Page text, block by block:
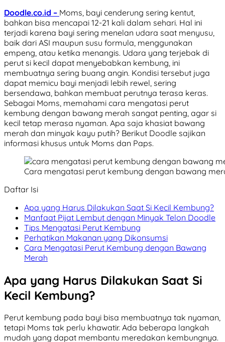
Doodle.co.id – Moms, bayi cenderung sering kentut,
bahkan bisa mencapai 12-21 kali dalam sehari. Hal ini
terjadi karena bayi sering menelan udara saat menyusu,
baik dari ASI maupun susu formula, menggunakan
empeng, atau ketika menangis. Udara yang terjebak di
perut si kecil dapat menyebabkan kembung, ini
membuatnya sering buang angin. Kondisi tersebut juga
dapat memicu bayi menjadi lebih rewel, sering
bersendawa, bahkan membuat perutnya terasa keras.
Sebagai Moms, memahami cara mengatasi perut
kembung dengan bawang merah sangat penting, agar si
kecil tetap merasa nyaman. Apa saja khasiat bawang
merah dan minyak kayu putih? Berikut Doodle sajikan
informasi khusus untuk Moms dan Paps.
Cara mengatasi perut kembung dengan bawang
Daftar Isi
Apa yang Harus Dilakukan Saat Si Kecil Kembung?
Manfaat Pijat Lembut dengan Minyak Telon Doodle
Tips Mengatasi Perut Kembung
Perhatikan Makanan yang Dikonsumsi
Cara Mengatasi Perut Kembung dengan Bawang
Merah
Apa yang Harus Dilakukan Saat Si
Kecil Kembung?
Perut kembung pada bayi bisa membuatnya tak nyaman,
tetapi Moms tak perlu khawatir. Ada beberapa langkah
mudah yang dapat membantu meredakan kembungnya.